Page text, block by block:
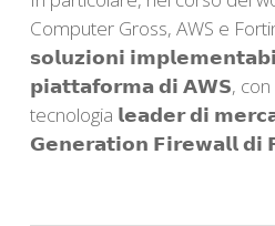
Computer Gross, AWS e
𝘀𝗼𝗹𝘂𝘇𝗶𝗼𝗻𝗶
𝗽𝗶𝗮𝘁𝘁𝗮𝗳𝗼𝗿𝗺𝗮 𝗱𝗶 𝗔𝗪𝗦, con
tecnologia 𝗹𝗲𝗮𝗱𝗲𝗿 𝗱𝗶
𝗚𝗲𝗻𝗲𝗿𝗮𝘁𝗶𝗼𝗻 𝗙𝗶𝗿𝗲𝘄𝗮𝗹𝗹 𝗱𝗶